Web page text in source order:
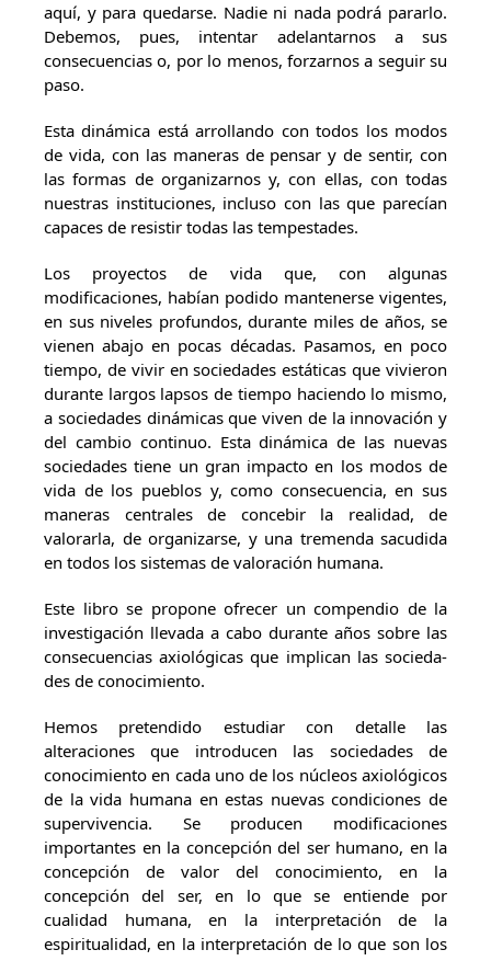
aquí, y para quedarse. Nadie ni nada podrá pararlo.
Debemos, pues, intentar adelantarnos a sus
consecuencias o, por lo menos, forzarnos a seguir su
paso.
Esta dinámica está arrollando con todos los modos
de vida, con las maneras de pensar y de sentir, con
las formas de organizarnos y, con ellas, con todas
nues­tras instituciones, incluso con las que parecían
capaces de resistir todas las tem­pestades.
Los proyectos de vida que, con algunas
modificaciones, habían podido mantenerse vigentes,
en sus niveles profundos, durante miles de años, se
vienen abajo en pocas décadas. Pasamos, en poco
tiempo, de vivir en sociedades está­ticas que vivieron
durante largos lapsos de tiempo haciendo lo mismo,
a socie­dades dinámicas que viven de la innovación y
del cambio continuo. Esta di­námica de las nuevas
sociedades tiene un gran impacto en los modos de
vida de los pueblos y, como consecuencia, en sus
maneras centrales de concebir la realidad, de
valorarla, de organizarse, y una tremenda sacudida
en todos los sistemas de valoración humana.
Este libro se propone ofrecer un compendio de la
investigación llevada a cabo durante años sobre las
consecuencias axiológicas que implican las socieda­
des de conocimiento.
Hemos pretendido estudiar con detalle las
alteraciones que introducen las sociedades de
conocimiento en cada uno de los núcleos axiológicos
de la vida humana en estas nuevas condiciones de
supervivencia. Se producen modificacio­nes
importantes en la concepción del ser humano, en la
concepción de valor del conocimiento, en la
concepción del ser, en lo que se entiende por
cualidad huma­na, en la interpretación de la
espiritualidad, en la interpretación de lo que son los